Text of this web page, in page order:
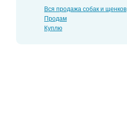
Вся продажа собак и щенков
Продам
Куплю